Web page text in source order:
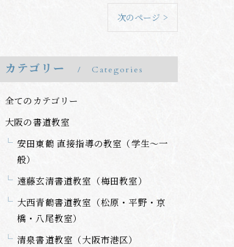
次のページ >
カテゴリー Categories
全てのカテゴリー
大阪の書道教室
安田東鶴 直接指導の教室（学生～一
般）
遠藤玄清書道教室（梅田教室）
大西青鶴書道教室（松原・平野・京
橋・八尾教室）
清泉書道教室（大阪市港区）